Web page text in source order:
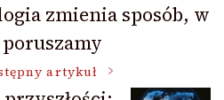
zmienia sposób, w
artykuł